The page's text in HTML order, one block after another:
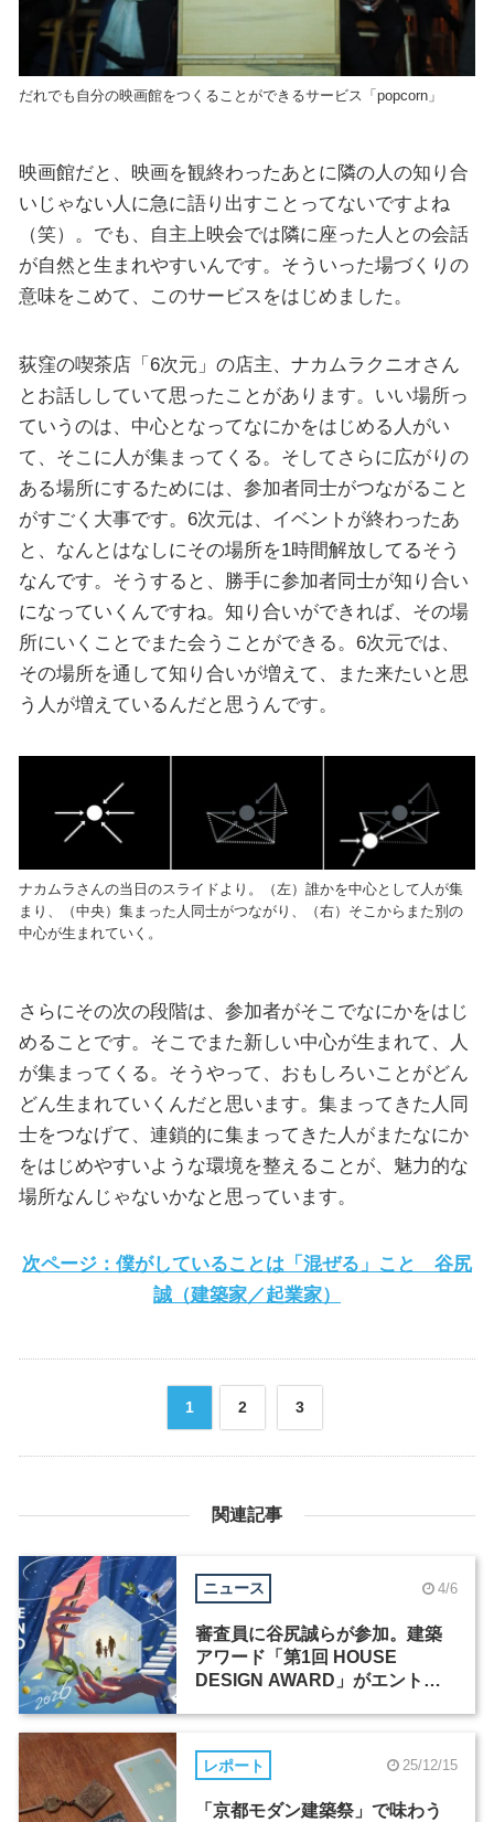
だれでも自分の映画館をつくることができるサービス「popcorn」
映画館だと、映画を観終わったあとに隣の人の知り合
いじゃない人に急に語り出すことってないですよね
（笑）。でも、自主上映会では隣に座った人との会話
が自然と生まれやすいんです。そういった場づくりの
意味をこめて、このサービスをはじめました。
荻窪の喫茶店「6次元」の店主、ナカムラクニオさん
とお話ししていて思ったことがあります。いい場所っ
ていうのは、中心となってなにかをはじめる人がい
て、そこに人が集まってくる。そしてさらに広がりの
ある場所にするためには、参加者同士がつながること
がすごく大事です。6次元は、イベントが終わったあ
と、なんとはなしにその場所を1時間解放してるそう
なんです。そうすると、勝手に参加者同士が知り合い
になっていくんですね。知り合いができれば、その場
所にいくことでまた会うことができる。6次元では、
その場所を通して知り合いが増えて、また来たいと思
う人が増えているんだと思うんです。
ナカムラさんの当日のスライドより。（左）誰かを中心として人が集
まり、（中央）集まった人同士がつながり、（右）そこからまた別の
中心が生まれていく。
さらにその次の段階は、参加者がそこでなにかをはじ
めることです。そこでまた新しい中心が生まれて、人
が集まってくる。そうやって、おもしろいことがどん
どん生まれていくんだと思います。集まってきた人同
士をつなげて、連鎖的に集まってきた人がまたなにか
をはじめやすいような環境を整えることが、魅力的な
場所なんじゃないかなと思っています。
次ページ：僕がしていることは「混ぜる」こと 谷尻
誠（建築家／起業家）
1 2 3
関連記事
ニュース 4/6
審査員に谷尻誠らが参加。建築
アワード「第1回 HOUSE
DESIGN AWARD」がエントリ
レポート 25/12/15
「京都モダン建築祭」で味わう